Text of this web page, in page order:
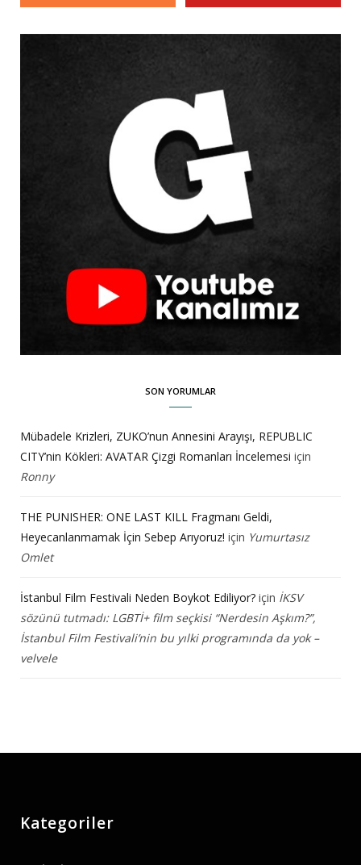
SON YORUMLAR
Mübadele Krizleri, ZUKO’nun Annesini Arayışı, REPUBLIC
CITY’nin Kökleri: AVATAR Çizgi Romanları İncelemesi için
Ronny
THE PUNISHER: ONE LAST KILL Fragmanı Geldi,
Heyecanlanmamak İçin Sebep Arıyoruz! için Yumurtasız
Omlet
İstanbul Film Festivali Neden Boykot Ediliyor? için İKSV
sözünü tutmadı: LGBTİ+ film seçkisi “Nerdesin Aşkım?”,
İstanbul Film Festivali’nin bu yılki programında da yok –
velvele
Kategoriler